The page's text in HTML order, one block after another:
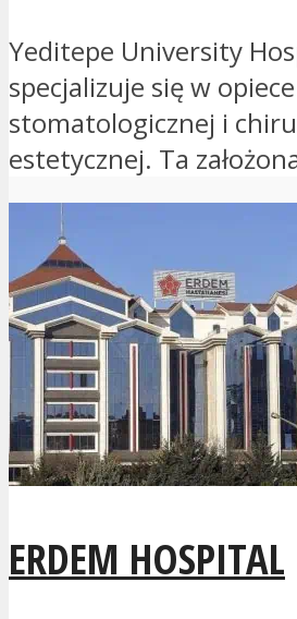
Yeditepe University
specjalizuje się w opiece
stomatologicznej i
estetycznej. Ta
ERDEM HOSPITAL